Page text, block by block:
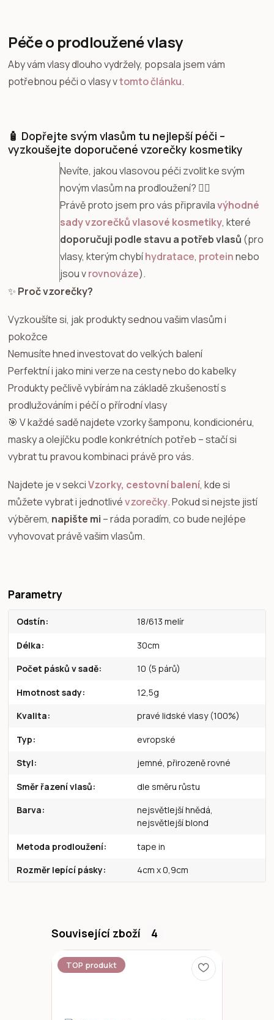
Péče o prodloužené vlasy
Aby vám vlasy dlouho vydržely, popsala jsem vám
potřebnou péči o vlasy vtomto článku.
🧴 Dopřejte svým vlasům tu nejlepší péči –
vyzkoušejte doporučené vzorečky kosmetiky
Nevíte, jakou vlasovou péči zvolit ke svým
novým vlasům na prodloužení? 💇‍♀️
Právě proto jsem pro vás připravilavýhodné
sady vzorečků vlasové kosmetiky, které
doporučuji podle stavu a potřeb vlasů (pro
vlasy, kterým chybíhydratace, proteinnebo
jsou vrovnováze).
✨ Proč vzorečky?
Vyzkoušíte si, jak produkty sednou vašim vlasům i
pokožce
Nemusíte hned investovat do velkých balení
Perfektní i jako mini verze na cesty nebo do kabelky
Produkty pečlivě vybírám na základě zkušeností s
prodlužováním i péčí o přírodní vlasy
🎯 V každé sadě najdete vzorky šamponu, kondicionéru,
masky a olejíčku podle konkrétních potřeb – stačí si
vybrat tu pravou kombinaci právě pro vás.
Najdete je v sekciVzorky, cestovní balení, kde si
můžete vybrat i jednotlivévzorečky. Pokud si nejste jistí
výběrem, napište mi – ráda poradím, co bude nejlépe
vyhovovat právě vašim vlasům.
Parametry
Odstín 18/613 melír
Délka 30cm
Počet pásků v sadě 10 (5 párů)
Hmotnost sady 12,5g
Kvalita pravé lidské vlasy (100%)
Typ evropské
Styl jemné, přirozeně rovné
Směr řazení vlasů dle směru růstu
Barva
nejsvětlejší hnědá,
nejsvětlejší blond
Metoda prodloužení tape in
Rozměr lepící pásky 4cm x 0,9cm
Související zboží 4
TOP produkt